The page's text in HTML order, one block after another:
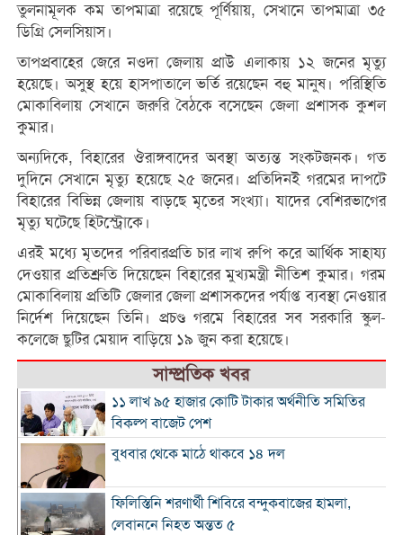
তুলনামূলক কম তাপমাত্রা রয়েছে পূর্ণিয়ায়, সেখানে তাপমাত্রা ৩৫
ডিগ্রি সেলসিয়াস।
তাপপ্রবাহের জেরে নওদা জেলায় প্রাউ এলাকায় ১২ জনের মৃত্যু
হয়েছে। অসুস্থ হয়ে হাসপাতালে ভর্তি রয়েছেন বহু মানুষ। পরিস্থিতি
মোকাবিলায় সেখানে জরুরি বৈঠকে বসেছেন জেলা প্রশাসক কুশল
কুমার।
অন্যদিকে, বিহারের ঔরাঙ্গবাদের অবস্থা অত্যন্ত সংকটজনক। গত
দুদিনে সেখানে মৃত্যু হয়েছে ২৫ জনের। প্রতিদিনই গরমের দাপটে
বিহারের বিভিন্ন জেলায় বাড়ছে মৃতের সংখ্যা। যাদের বেশিরভাগের
মৃত্যু ঘটেছে হিটস্ট্রোকে।
এরই মধ্যে মৃতদের পরিবারপ্রতি চার লাখ রুপি করে আর্থিক সাহায্য
দেওয়ার প্রতিশ্রুতি দিয়েছেন বিহারের মুখ্যমন্ত্রী নীতিশ কুমার। গরম
মোকাবিলায় প্রতিটি জেলার জেলা প্রশাসকদের পর্যাপ্ত ব্যবস্থা নেওয়ার
নির্দেশ দিয়েছেন তিনি। প্রচণ্ড গরমে বিহারের সব সরকারি স্কুল-
কলেজে ছুটির মেয়াদ বাড়িয়ে ১৯ জুন করা হয়েছে।
সাম্প্রতিক খবর
১১ লাখ ৯৫ হাজার কোটি টাকার অর্থনীতি সমিতির
বিকল্প বাজেট পেশ
বুধবার থেকে মাঠে থাকবে ১৪ দল
ফিলিস্তিনি শরণার্থী শিবিরে বন্দুকবাজের হামলা,
লেবাননে নিহত অন্তত ৫